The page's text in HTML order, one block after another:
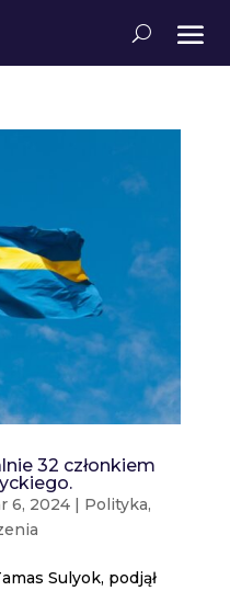
32 członkiem
6, 2024| Polityka,
Sulyok, podjął